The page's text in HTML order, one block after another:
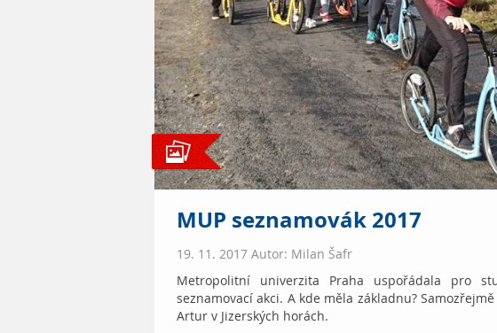
MUP seznamovák 2017
19. 11. 2017 Autor: Milan Šafr
Metropolitní univerzita Praha uspořádala pro
seznamovací akci. A kde měla základnu?
Artur v Jizerských horách.